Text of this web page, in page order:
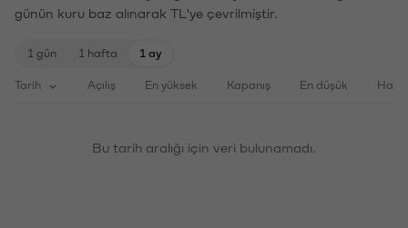
günün kuru baz alınarak TL'ye çevrilmiştir.
1 gün 1 hafta 1 ay
Tarih Açılış En yüksek Kapanış En düşük
Bu tarih aralığı için veri bulunamadı.